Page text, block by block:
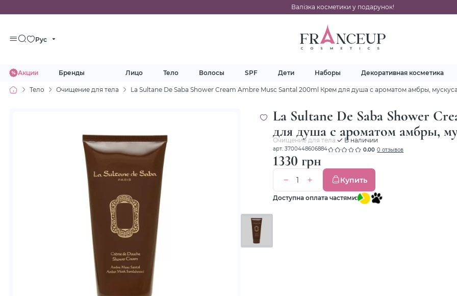
Валізка косметики у подарунок!
Рус
Акции Бренды Лицо Тело Волосы SPF Дети Наборы Декоративная косметика
Тело Очищение для тела La Sultane De Saba Shower Cream Ambre Musc Santal 200ml Крем для душа с ароматом амбры,
La Sultane De Saba Shower
для душа с ароматом амбры,
Очищение для тела В наличии
арт. 3700448606884 0.00 0 отзывов
1330 грн
Купить
Доступна оплата частями: